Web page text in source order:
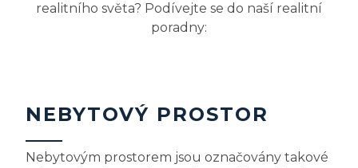
realitního světa? Podívejte se do naší realitní
poradny:
NEBYTOVÝ PROSTOR
Nebytovým prostorem jsou označovány takové